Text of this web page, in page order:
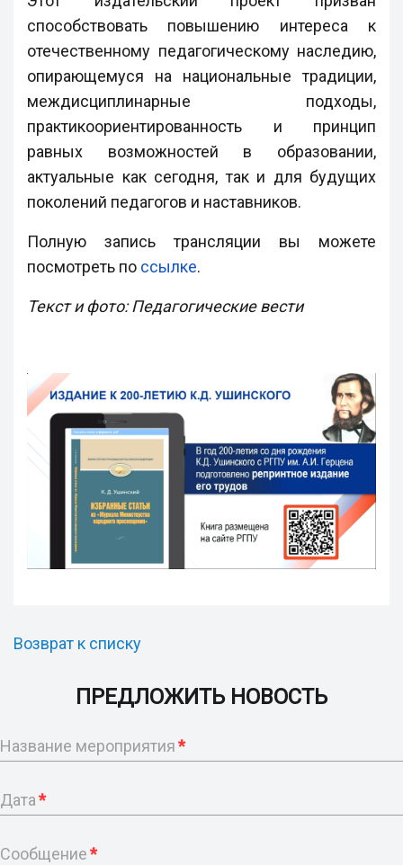
способствовать повышению интереса к
отечественному педагогическому наследию,
опирающемуся на национальные традиции,
междисциплинарные подходы,
практикоориентированность и принцип
равных возможностей в образовании,
актуальные как сегодня, так и для будущих
поколений педагогов и наставников.
Полную запись трансляции вы можете
посмотреть по ссылке.
Текст и фото: Педагогические вести
Возврат к списку
ПРЕДЛОЖИТЬ НОВОСТЬ
Название мероприятия*
Дата*
Сообщение*